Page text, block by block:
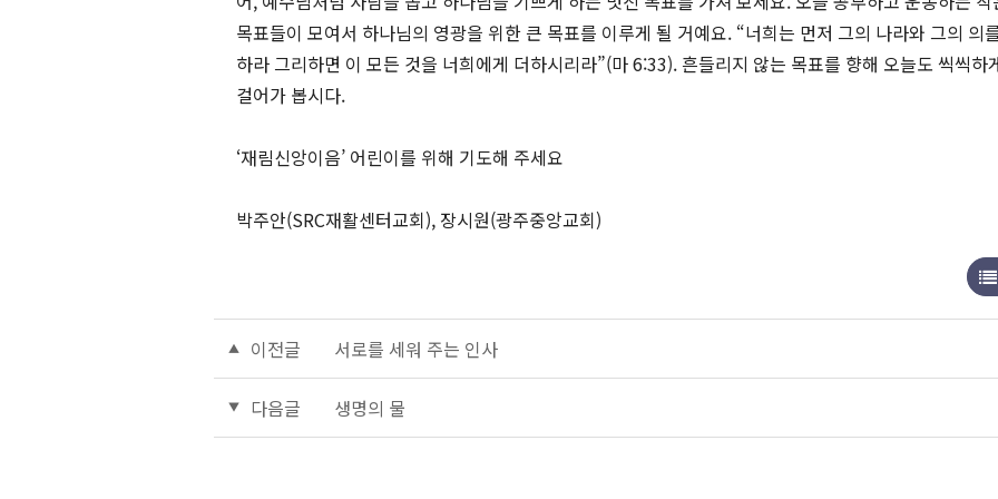
목표들이 모여서 하나님의 영광을 위한 큰 목표를 이루게 될 거예요. “너희는 먼저 그의 나라와 그의 의
하라 그리하면 이 모든 것을 너희에게 더하시리라”(마 6:33). 흔들리지 않는 목표를 향해 오늘도 씩씩하
걸어가 봅시다.
‘재림신앙이음’ 어린이를 위해 기도해 주세요
박주안(SRC재활센터교회), 장시원(광주중앙교회)
이전글 서로를 세워 주는 인사
다음글 생명의 물